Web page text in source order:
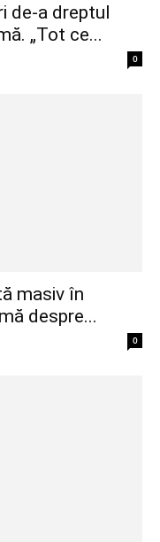
de-a dreptul
„Tot ce...
0
masiv în
despre...
0